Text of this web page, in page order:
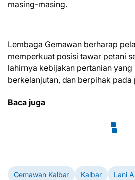
masing-masing.
Lembaga Gemawan berharap
memperkuat posisi tawar petani
lahirnya kebijakan pertanian yang
berkelanjutan, dan berpihak pada
Baca juga
Gemawan Kalbar Kalbar
Lani